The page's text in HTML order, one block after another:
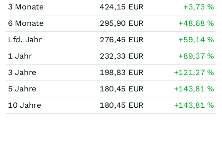
3 Monate
424,15 EUR +3,73%
6 Monate
295,90 EUR +48,68%
Lfd. Jahr
276,45 EUR +59,14%
1 Jahr
232,33 EUR +89,37%
3 Jahre
198,83 EUR +121,27%
5 Jahre
180,45 EUR +143,81%
10 Jahre
180,45 EUR +143,81%